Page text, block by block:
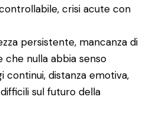
crisi acute con
persistente, mancanza di
che nulla abbia senso
continui, distanza emotiva,
sul futuro della